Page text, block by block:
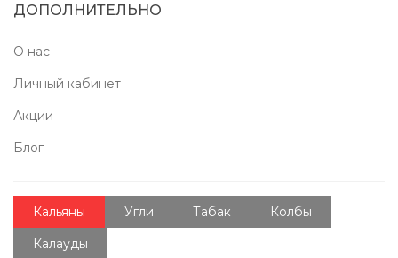
ДОПОЛНИТЕЛЬНО
О нас
Личный кабинет
Акции
Блог
Кальяны Угли Табак
Колбы
Калауды